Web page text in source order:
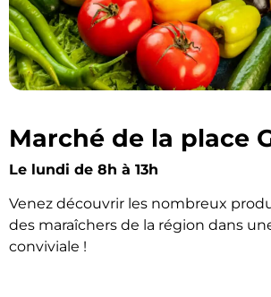
Marché de la place
Le lundi de 8h à 13h
Venez découvrir les nombreux
des maraîchers de la région dans
conviviale !